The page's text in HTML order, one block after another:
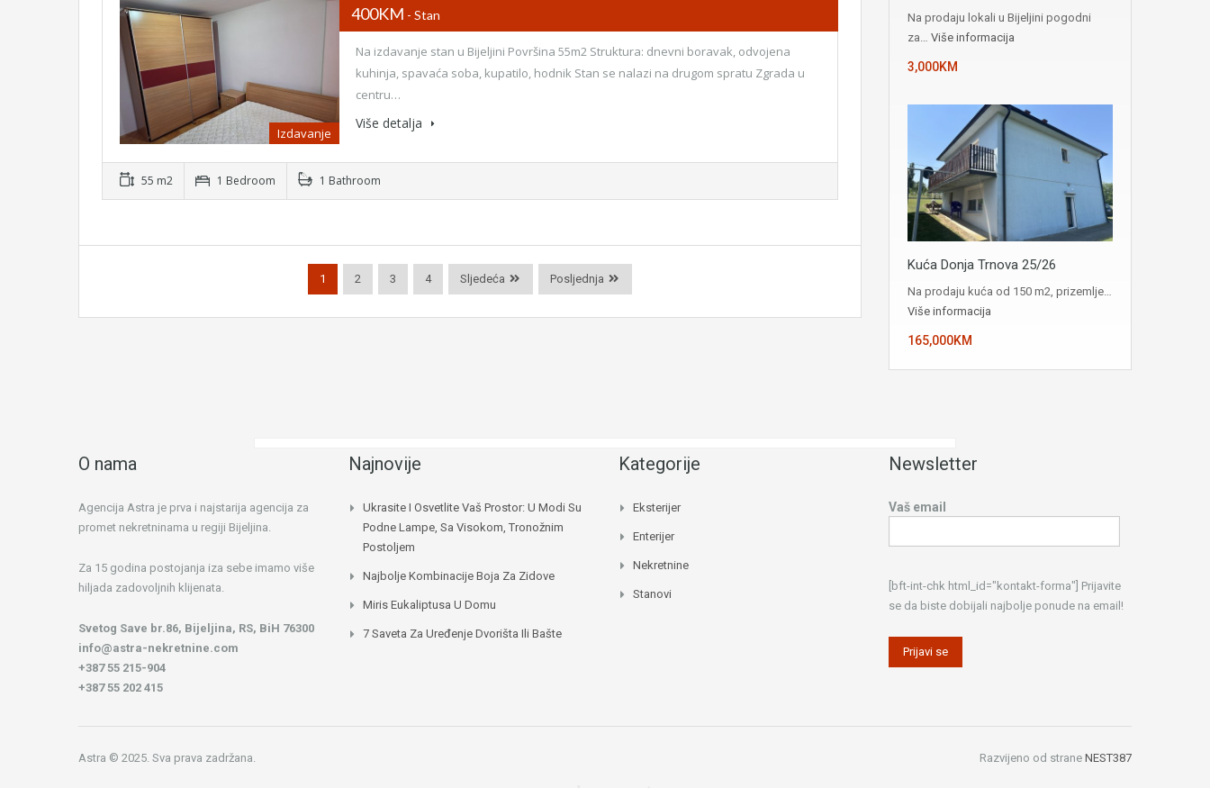
Izdavanje
400KM - Stan
Na izdavanje stan u Bijeljini Površina 55m2 Struktura: dnevni boravak, odvojena
kuhinja, spavaća soba, kupatilo, hodnik Stan se nalazi na drugom spratu Zgrada u
centru…
Više detalja
55 m2 1 Bedroom 1 Bathroom
1 2 3 4 Sljedeća Posljednja
Na prodaju lokali u Bijeljini pogodni
za… Više informacija
3,000KM
Kuća Donja Trnova 25/26
Na prodaju kuća od 150 m2, prizemlje…
Više informacija
165,000KM
O nama
Agencija Astra je prva i najstarija agencija za
promet nekretninama u regiji Bijeljina.
Za 15 godina postojanja iza sebe imamo više
hiljada zadovoljnih klijenata.
Svetog Save br.86, Bijeljina, RS, BiH 76300
info@astra-nekretnine.com
+387 55 215-904
+387 55 202 415
Najnovije
Ukrasite I Osvetlite Vaš Prostor: U Modi Su
Podne Lampe, Sa Visokom, Tronožnim
Postoljem
Najbolje Kombinacije Boja Za Zidove
Miris Eukaliptusa U Domu
7 Saveta Za Uređenje Dvorišta Ili Bašte
Kategorije
Eksterijer
Enterijer
Nekretnine
Stanovi
Newsletter
Vaš email
[bft-int-chk html_id="kontakt-forma"] Prijavite
se da biste dobijali najbolje ponude na email!
Astra © 2025. Sva prava zadržana. Razvijeno od strane NEST387